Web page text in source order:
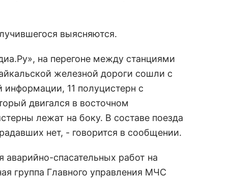
выясняются.
на перегоне между станциями
железной дороги сошли с
информации, 11 полуцистерн с
двигался в восточном
лежат на боку. В составе поезда
нет, - говорится в сообщении.
спасательных работ на
группа Главного управления МЧС